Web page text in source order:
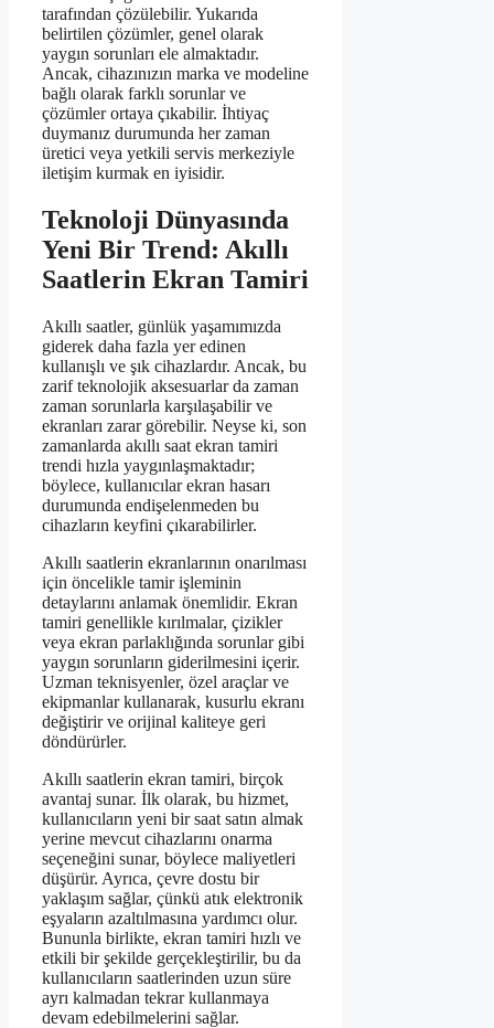
tarafından çözülebilir. Yukarıda
belirtilen çözümler, genel olarak
yaygın sorunları ele almaktadır.
Ancak, cihazınızın marka ve modeline
bağlı olarak farklı sorunlar ve
çözümler ortaya çıkabilir. İhtiyaç
duymanız durumunda her zaman
üretici veya yetkili servis merkeziyle
iletişim kurmak en iyisidir.
Teknoloji Dünyasında
Yeni Bir Trend: Akıllı
Saatlerin Ekran Tamiri
Akıllı saatler, günlük yaşamımızda
giderek daha fazla yer edinen
kullanışlı ve şık cihazlardır. Ancak, bu
zarif teknolojik aksesuarlar da zaman
zaman sorunlarla karşılaşabilir ve
ekranları zarar görebilir. Neyse ki, son
zamanlarda akıllı saat ekran tamiri
trendi hızla yaygınlaşmaktadır;
böylece, kullanıcılar ekran hasarı
durumunda endişelenmeden bu
cihazların keyfini çıkarabilirler.
Akıllı saatlerin ekranlarının onarılması
için öncelikle tamir işleminin
detaylarını anlamak önemlidir. Ekran
tamiri genellikle kırılmalar, çizikler
veya ekran parlaklığında sorunlar gibi
yaygın sorunların giderilmesini içerir.
Uzman teknisyenler, özel araçlar ve
ekipmanlar kullanarak, kusurlu ekranı
değiştirir ve orijinal kaliteye geri
döndürürler.
Akıllı saatlerin ekran tamiri, birçok
avantaj sunar. İlk olarak, bu hizmet,
kullanıcıların yeni bir saat satın almak
yerine mevcut cihazlarını onarma
seçeneğini sunar, böylece maliyetleri
düşürür. Ayrıca, çevre dostu bir
yaklaşım sağlar, çünkü atık elektronik
eşyaların azaltılmasına yardımcı olur.
Bununla birlikte, ekran tamiri hızlı ve
etkili bir şekilde gerçekleştirilir, bu da
kullanıcıların saatlerinden uzun süre
ayrı kalmadan tekrar kullanmaya
devam edebilmelerini sağlar.